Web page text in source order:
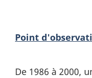
Point
De 1986 à 2000,